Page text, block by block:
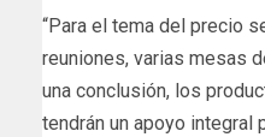
“Para el tema del precio
reuniones, varias mesas
una conclusión, los
tendrán un apoyo integral